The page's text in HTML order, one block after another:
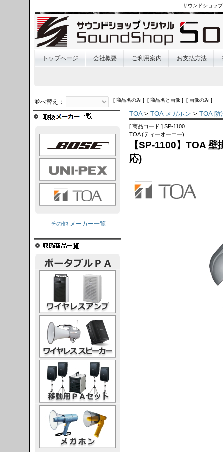
サウンドショッ
トップページ 会社概要 ご利用案内 お支払方法
並べ替え： [ 商品名のみ ] [ 商品名と画像 ] [ 画像のみ ]
TOA> TOA メガホン > TOA 防
[ 商品コード ] SP-1100
TOA (ティーオーエー)
【SP-1100】TOA
応)
その他 メーカー一覧